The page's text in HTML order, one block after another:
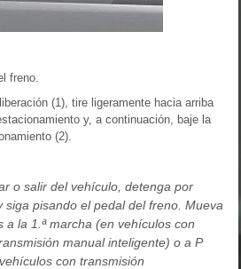
freno.
(1), tire ligeramente hacia arriba
y, a continuación, baje la
(2).
o salir del vehículo, detenga por
siga pisando el pedal del freno. Mueva
a la 1.ª marcha (en vehículos con
manual inteligente) o a P
con transmisión